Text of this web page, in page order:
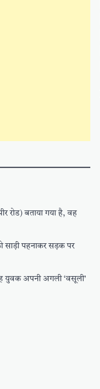
रोड) बताया गया है, वह
साड़ी पहनाकर सड़क पर
युवक अपनी अगली ‘वसूली’